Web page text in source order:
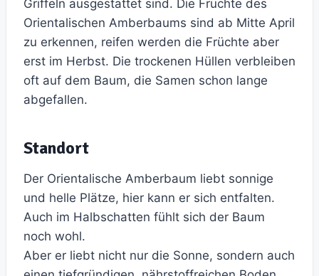
Griffeln ausgestattet sind. Die Früchte des
Orientalischen Amberbaums sind ab Mitte April
zu erkennen, reifen werden die Früchte aber
erst im Herbst. Die trockenen Hüllen verbleiben
oft auf dem Baum, die Samen schon lange
abgefallen.
Standort
Der Orientalische Amberbaum liebt sonnige
und helle Plätze, hier kann er sich entfalten.
Auch im Halbschatten fühlt sich der Baum
noch wohl.
Aber er liebt nicht nur die Sonne, sondern auch